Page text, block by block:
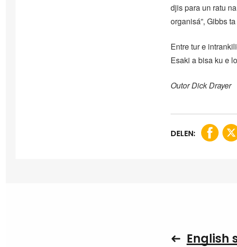
djis para un ratu
organisá”, Gibbs
Entre tur e
Esaki a bisa ku e
Outor Dick Drayer
DELEN:
English